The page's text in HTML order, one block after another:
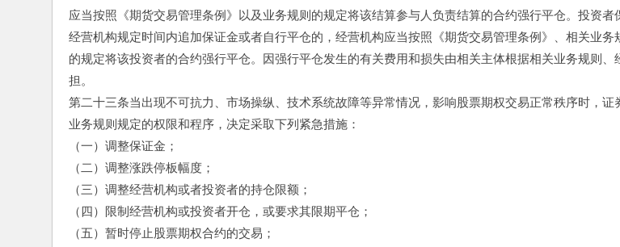
应当按照《期货交易管理条例》以及业务规则的规定将该结算参与人负责结算的合约强行平仓。投资者
经营机构规定时间内追加保证金或者自行平仓的，经营机构应当按照《期货交易管理条例》、相关业务
的规定将该投资者的合约强行平仓。因强行平仓发生的有关费用和损失由相关主体根据相关业务规则、
担。
第二十三条当出现不可抗力、市场操纵、技术系统故障等异常情况，影响股票期权交易正常秩序时，证
业务规则规定的权限和程序，决定采取下列紧急措施：
（一）调整保证金；
（二）调整涨跌停板幅度；
（三）调整经营机构或者投资者的持仓限额；
（四）限制经营机构或投资者开仓，或要求其限期平仓；
（五）暂时停止股票期权合约的交易；